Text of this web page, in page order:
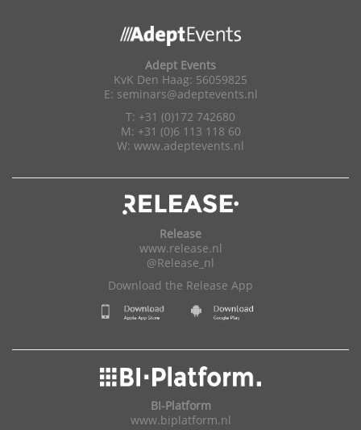
Adept Events
KvK Den Haag: 56059825
E: seminars@adeptevents.nl
T: +31 (0)172 742680
M: +31 (0)6 113 118 60
W: www.adeptevents.nl
Release
www.release.nl
@Release_nl
Download the Release App
BI-Platform
www.biplatform.nl